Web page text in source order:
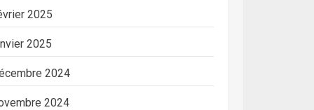
2025
2025
2024
2024